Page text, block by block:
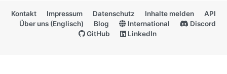
Kontakt Impressum Datenschutz Inhalte melden
API
Über uns (Englisch)
Blog International
Discord
GitHub
LinkedIn